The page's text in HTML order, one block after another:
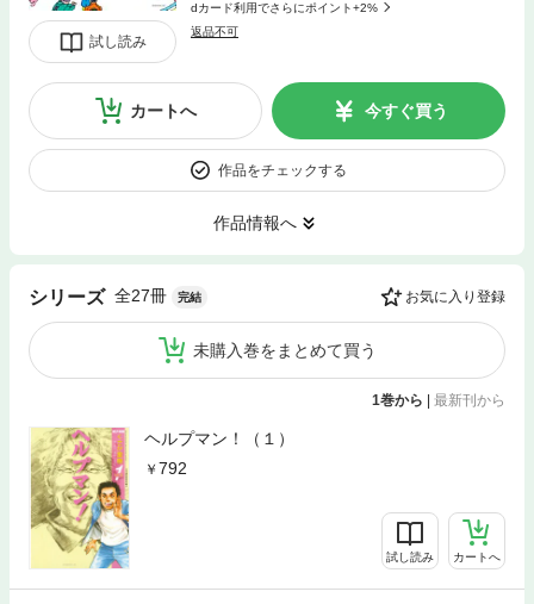
試し読み
dカード利用でさらにポイント+2%
返品不可
カートへ 今すぐ買う
作品をチェックする
作品情報へ
シリーズ 全27冊 完結 お気に入り登録
未購入巻をまとめて買う
1巻から | 最新刊から
ヘルプマン！（１）
792
試し読み カートへ